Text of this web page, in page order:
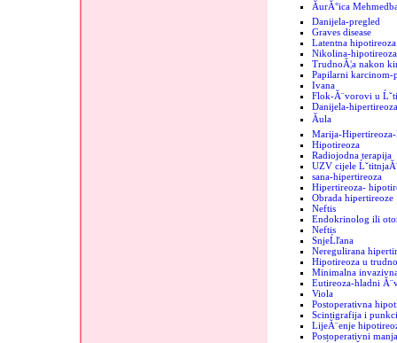
ĂurĂ°ica
Danijela-pregled
Graves disease
Latentna hipotireoza
Nikolina-hipotireoza
TrudnoĂ¦a nakon
Papilarni karcinom-
Ivana
Flok-Ă¨vorovi u
Danijela-hipertireoza
Ăula
Marija-
Hipotireoza
Radiojodna terapija
UZV cijele
sana-hipertireoza
Hipertireoza-
Obrada hipertireoze
Neftis
Endokrinolog ili
Neftis
SnjeĹľana
Neregulirana
Hipotireoza u
Minimalna
Eutireoza-hladni
Viola
Postoperativna
Scintigrafija i
LijeĂ¨enje
Postoperativni